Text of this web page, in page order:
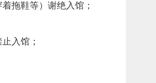
拖鞋等）谢绝入馆；
入馆；